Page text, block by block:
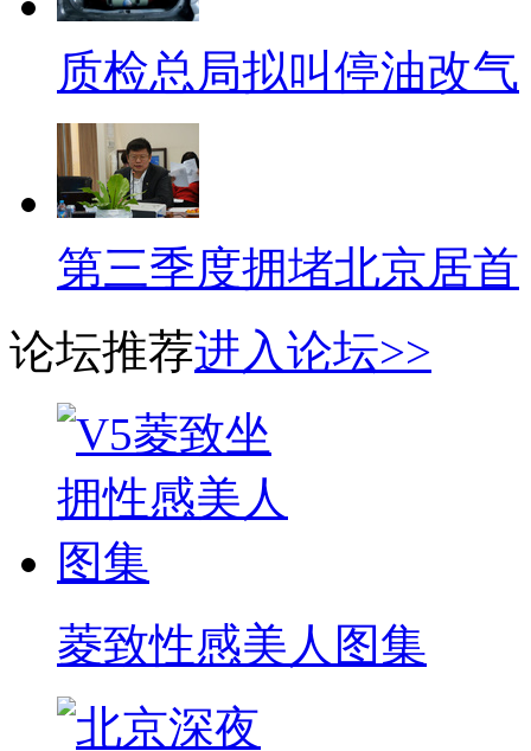
质检总局拟叫停油改气
第三季度拥堵北京居首
论坛推荐进入论坛>>
菱致性感美人图集